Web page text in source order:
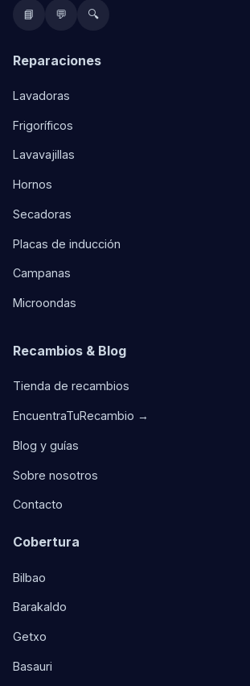
📘 💬 🔍
Reparaciones
Lavadoras
Frigoríficos
Lavavajillas
Hornos
Secadoras
Placas de inducción
Campanas
Microondas
Recambios & Blog
Tienda de recambios
EncuentraTuRecambio →
Blog y guías
Sobre nosotros
Contacto
Cobertura
Bilbao
Barakaldo
Getxo
Basauri